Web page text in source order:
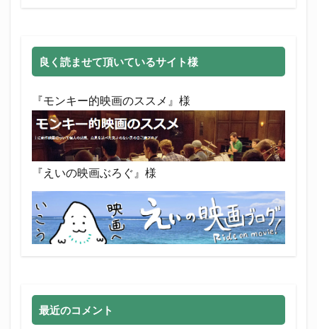
良く読ませて頂いているサイト様
『モンキー的映画のススメ』様
『えいの映画ぶろぐ』様
最近のコメント